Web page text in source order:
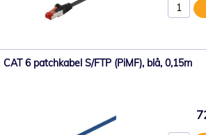
CAT 6 patchkabel S/FTP (PiMF), blå, 0,15m